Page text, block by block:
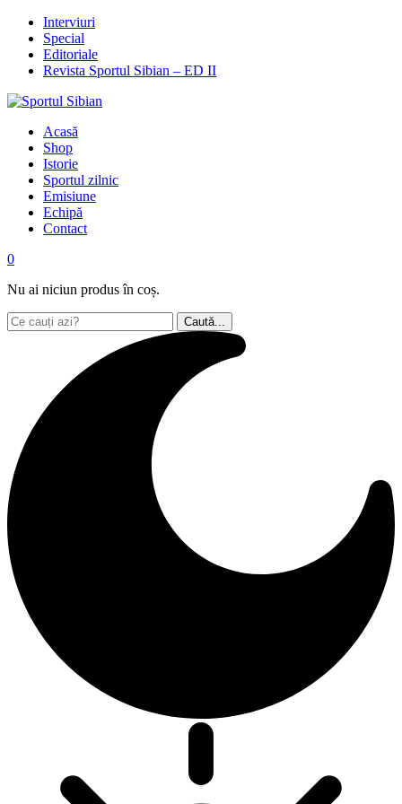
Interviuri
Special
Editoriale
Revista Sportul Sibian – ED II
Acasă
Shop
Istorie
Sportul zilnic
Emisiune
Echipă
Contact
0
Nu ai niciun produs în coș.